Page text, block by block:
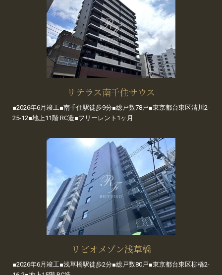
リテラス南千住サウス
■2026年6月竣工■南千住駅徒歩9分■総戸数78戸■東京都台東区清川2-
25-12■地上11階 RC造■フリーレント1ヶ月
リビオメゾン浅草橋
■2026年6月竣工■浅草橋駅徒歩2分■総戸数80戸■東京都台東区柳橋2-